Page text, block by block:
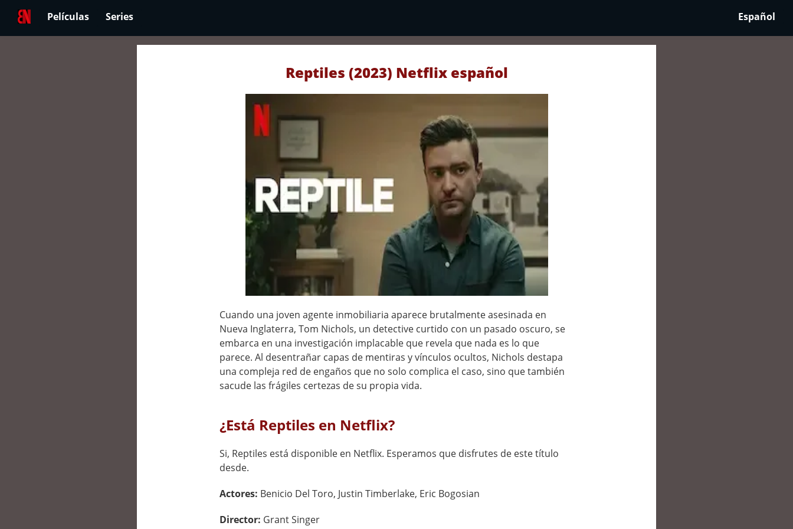
Películas Series Español
Reptiles (2023) Netflix español
Cuando una joven agente inmobiliaria aparece brutalmente asesinada en
Nueva Inglaterra, Tom Nichols, un detective curtido con un pasado oscuro, se
embarca en una investigación implacable que revela que nada es lo que
parece. Al desentrañar capas de mentiras y vínculos ocultos, Nichols destapa
una compleja red de engaños que no solo complica el caso, sino que también
sacude las frágiles certezas de su propia vida.
¿Está Reptiles en Netflix?
Si, Reptiles está disponible en Netflix. Esperamos que disfrutes de este título
desde.
Actores: Benicio Del Toro, Justin Timberlake, Eric Bogosian
Director: Grant Singer